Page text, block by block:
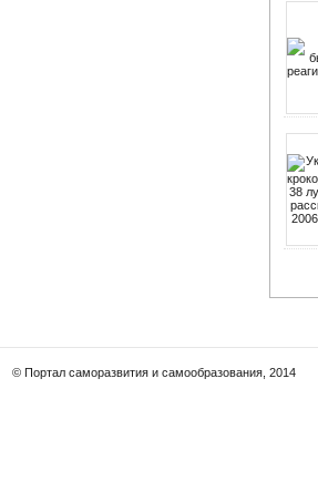
© Портал саморазвития и самообразования, 2014